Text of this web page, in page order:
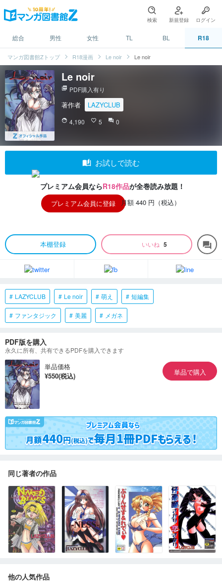
検索 新規登録 ログイン
総合 男性 女性 TL BL R18
マンガ図書館Zトップ R18漫画 Le noir Le noir
Le noir
picture_as_pdf PDF購入有り
著作者 LAZYCLUB
face 4,190 favorite_border 5 question_answer 0
auto_stories お試しで読む
プレミアム会員ならR18作品が全巻読み放題！
プレミアム会員に登録 月額 440 円（税込）
本棚登録 いいね 5 forum
LAZYCLUB Le noir 萌え 短編集
ファンタジック 美麗 メガネ
PDF版を購入
永久に所有、共有できるPDFを購入できます
単品価格
¥550(税込)
単品で購入
同じ著者の作品
他の人気作品